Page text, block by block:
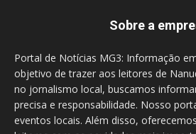
Sobre a
Portal de Notícias MG3: Informação
objetivo de trazer aos leitores de
no jornalismo local, buscamos
precisa e responsabilidade. Nosso
eventos locais. Além disso,